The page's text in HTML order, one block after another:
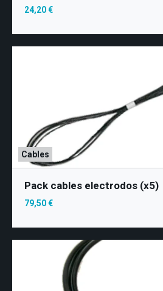
24,20 €
Cables
Pack cables electrodos (x5)
79,50 €